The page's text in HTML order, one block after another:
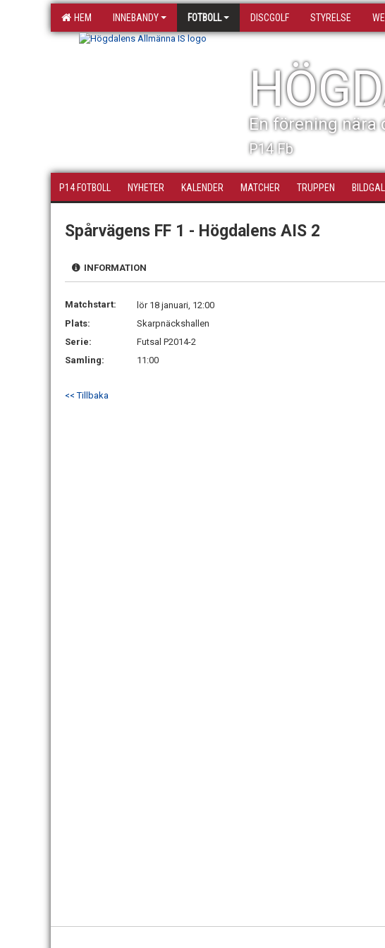
HEM INNEBANDY FOTBOLL DISCGOLF STYRELSE
En förening nära
P14 Fb
P14 FOTBOLL NYHETER KALENDER MATCHER TRUPPEN
Spårvägens FF 1 - Högdalens AIS 2
INFORMATION
Matchstart:
lör 18 januari, 12:00
Plats:
Skarpnäckshallen
Serie:
Futsal P2014-2
Samling:
11:00
<< Tillbaka